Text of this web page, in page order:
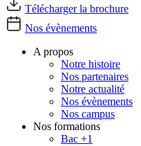
Télécharger la brochure
Nos évènements
A propos
Notre histoire
Nos partenaires
Notre actualité
Nos évènements
Nos campus
Nos formations
Bac +1